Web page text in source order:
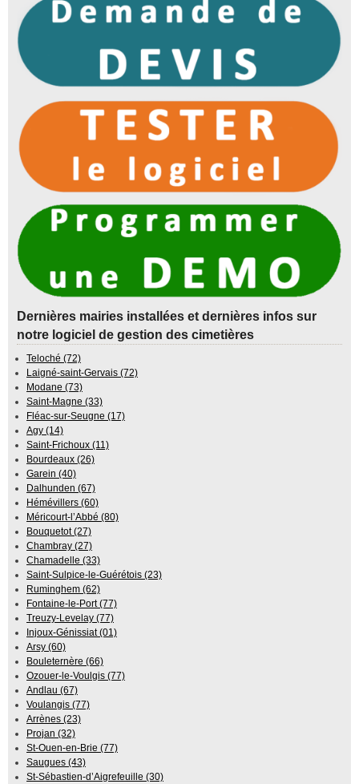
Dernières mairies installées et dernières infos sur
notre logiciel de gestion des cimetières
Teloché (72)
Laigné-saint-Gervais (72)
Modane (73)
Saint-Magne (33)
Fléac-sur-Seugne (17)
Agy (14)
Saint-Frichoux (11)
Bourdeaux (26)
Garein (40)
Dalhunden (67)
Hémévillers (60)
Méricourt-l’Abbé (80)
Bouquetot (27)
Chambray (27)
Chamadelle (33)
Saint-Sulpice-le-Guérétois (23)
Ruminghem (62)
Fontaine-le-Port (77)
Treuzy-Levelay (77)
Injoux-Génissiat (01)
Arsy (60)
Bouleternère (66)
Ozouer-le-Voulgis (77)
Andlau (67)
Voulangis (77)
Arrènes (23)
Projan (32)
St-Ouen-en-Brie (77)
Saugues (43)
St-Sébastien-d’Aigrefeuille (30)